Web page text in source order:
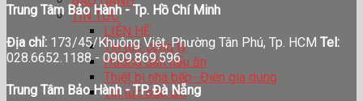
TIN TỨC
LIÊN HỆ
Tin tức công ty
Hướng dẫn nấu ăn
Thiết bị nhà bếp- Điện gia dụng
Tin tức báo chí
Trung Tâm Bảo Hành - Tp. Hồ Chí Minh
Địa chỉ: 173/45/Khuông Việt, Phường Tân Phú, Tp. HCM Tel:
028.6652.1188 - 0909.869.596
Trung Tâm Bảo Hành - TP. Đà Nẵng